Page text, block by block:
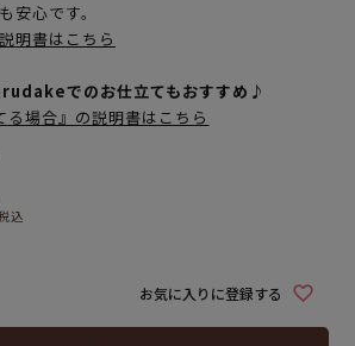
安心です。
明書はこちら
でのお仕立てもおすすめ♪
る場合』の説明書はこちら
込
お気に入りに登録する